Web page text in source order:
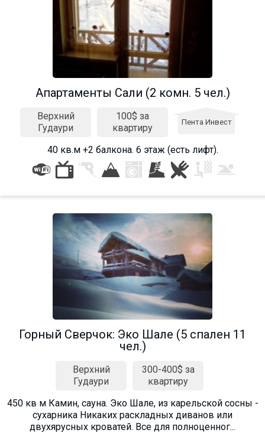
Апартаменты Сали (2 комн. 5 чел.)
Верхний
Гудаури
100$ за
квартиру
Пента Инвест
40 кв.м +2 балкона. 6 этаж (есть лифт).
Горный Сверчок: Эко Шале (5 спален 11
чел.)
Верхний
Гудаури
300-400$ за
квартиру
450 кв м Камин, сауна. Эко Шале, из карельской сосны -
сухарника Никаких раскладных диванов или
двухярусных кроватей. Все для полноценног...